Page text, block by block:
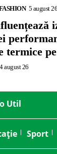
5 august 26
termice
4 august 26
Util
Sport